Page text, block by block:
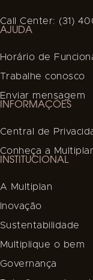
Call Center: (31)
AJUDA
Horário de
Trabalhe conosco
Enviar mensagem
INFORMAÇÕES
Central de
Conheça a
INSTITUCIONAL
A Multiplan
Inovação
Sustentabilidade
Multiplique o bem
Governança